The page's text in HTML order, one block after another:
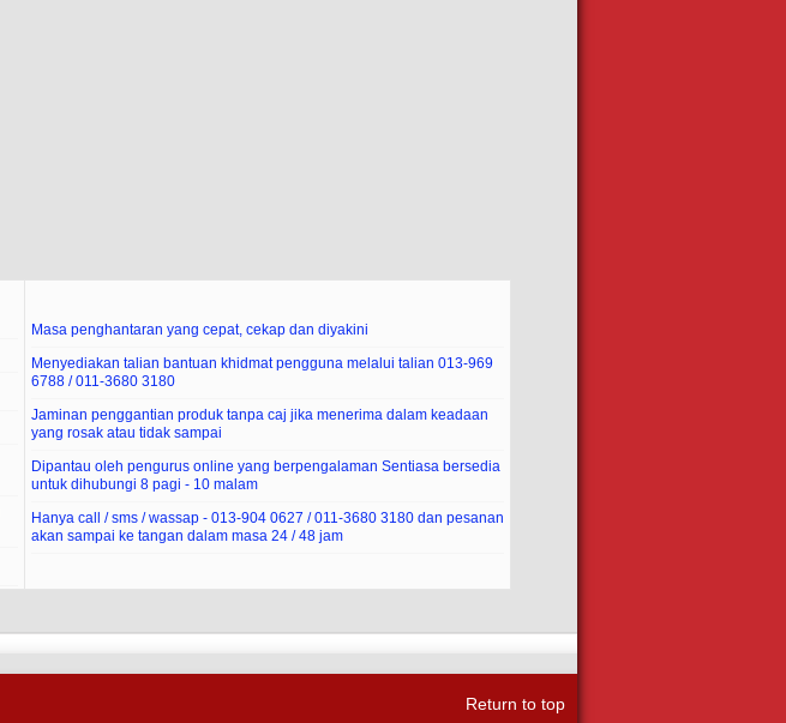
Masa penghantaran yang cepat, cekap dan diyakini
Menyediakan talian bantuan khidmat pengguna melalui talian 013-969
6788 / 011-3680 3180
Jaminan penggantian produk tanpa caj jika menerima dalam keadaan
yang rosak atau tidak sampai
Dipantau oleh pengurus online yang berpengalaman Sentiasa bersedia
untuk dihubungi 8 pagi - 10 malam
Hanya call / sms / wassap - 013-904 0627 / 011-3680 3180 dan pesanan
akan sampai ke tangan dalam masa 24 / 48 jam
Return to top